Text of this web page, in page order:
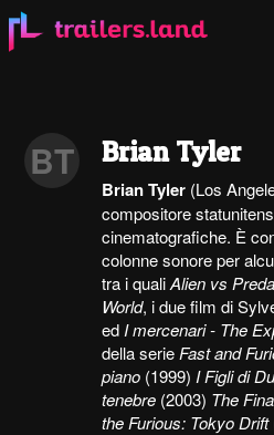
BT Brian Tyler
Brian Tyler (Los
compositore
cinematografiche. È
colonne sonore per
tra i qualiAlien vs
World, i due film di
ed I mercenari - The
della serie Fast and
piano (1999) I Figli di
tenebre (2003) The
the Furious: Tokyo Drift